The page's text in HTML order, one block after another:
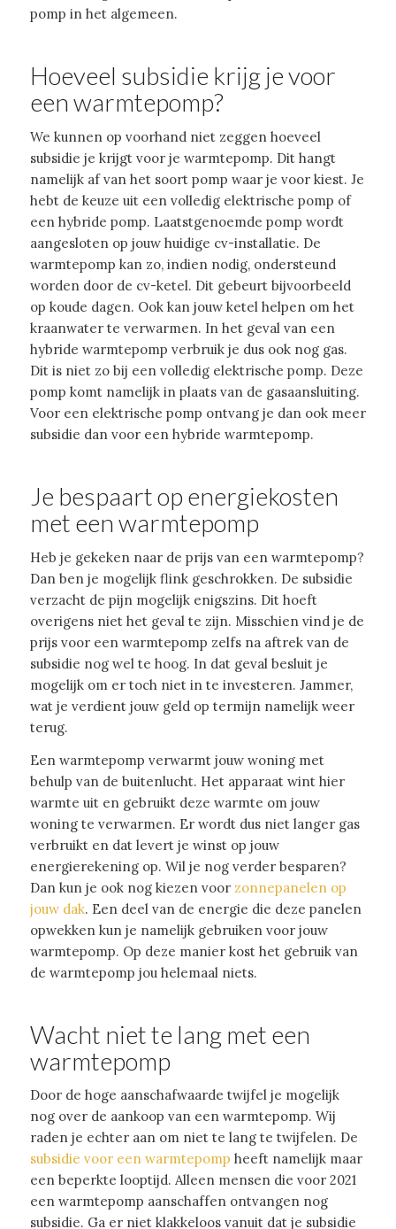
pomp in het algemeen.
Hoeveel subsidie krijg je voor
een warmtepomp?
We kunnen op voorhand niet zeggen hoeveel
subsidie je krijgt voor je warmtepomp. Dit hangt
namelijk af van het soort pomp waar je voor kiest. Je
hebt de keuze uit een volledig elektrische pomp of
een hybride pomp. Laatstgenoemde pomp wordt
aangesloten op jouw huidige cv-installatie. De
warmtepomp kan zo, indien nodig, ondersteund
worden door de cv-ketel. Dit gebeurt bijvoorbeeld
op koude dagen. Ook kan jouw ketel helpen om het
kraanwater te verwarmen. In het geval van een
hybride warmtepomp verbruik je dus ook nog gas.
Dit is niet zo bij een volledig elektrische pomp. Deze
pomp komt namelijk in plaats van de gasaansluiting.
Voor een elektrische pomp ontvang je dan ook meer
subsidie dan voor een hybride warmtepomp.
Je bespaart op energiekosten
met een warmtepomp
Heb je gekeken naar de prijs van een warmtepomp?
Dan ben je mogelijk flink geschrokken. De subsidie
verzacht de pijn mogelijk enigszins. Dit hoeft
overigens niet het geval te zijn. Misschien vind je de
prijs voor een warmtepomp zelfs na aftrek van de
subsidie nog wel te hoog. In dat geval besluit je
mogelijk om er toch niet in te investeren. Jammer,
wat je verdient jouw geld op termijn namelijk weer
terug.
Een warmtepomp verwarmt jouw woning met
behulp van de buitenlucht. Het apparaat wint hier
warmte uit en gebruikt deze warmte om jouw
woning te verwarmen. Er wordt dus niet langer gas
verbruikt en dat levert je winst op jouw
energierekening op. Wil je nog verder besparen?
Dan kun je ook nog kiezen voor zonnepanelen op
jouw dak. Een deel van de energie die deze panelen
opwekken kun je namelijk gebruiken voor jouw
warmtepomp. Op deze manier kost het gebruik van
de warmtepomp jou helemaal niets.
Wacht niet te lang met een
warmtepomp
Door de hoge aanschafwaarde twijfel je mogelijk
nog over de aankoop van een warmtepomp. Wij
raden je echter aan om niet te lang te twijfelen. De
subsidie voor een warmtepomp heeft namelijk maar
een beperkte looptijd. Alleen mensen die voor 2021
een warmtepomp aanschaffen ontvangen nog
subsidie. Ga er niet klakkeloos vanuit dat je subsidie